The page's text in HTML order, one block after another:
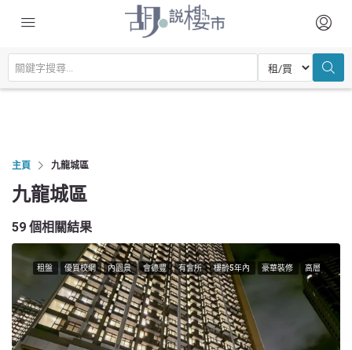
主頁 九龍城區
九龍城區
59 個相關結果
租盤 優質校網 內園景 會德豐 有會所 樓齡5年內 豪華裝修 高層